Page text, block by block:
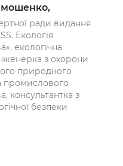
ради видання
Екологія
екологічна
з охорони
природного
консультантка з
безпеки